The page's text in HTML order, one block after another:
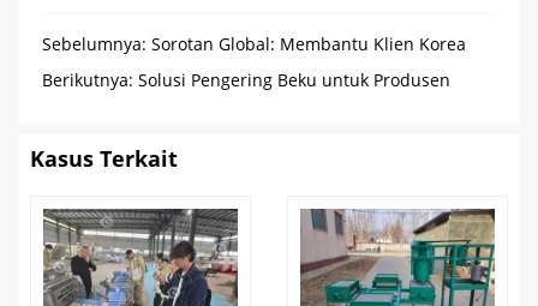
Sebelumnya: Sorotan Global: Membantu Klien Korea
Selatan Mencapai a 300% Lompatan Kapasitas Produksi
Berikutnya: Solusi Pengering Beku untuk Produsen
Kasus Terkait